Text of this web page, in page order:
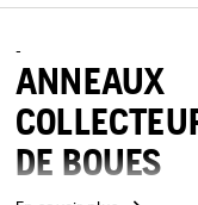
-
ANNEAUX
DE BOUES